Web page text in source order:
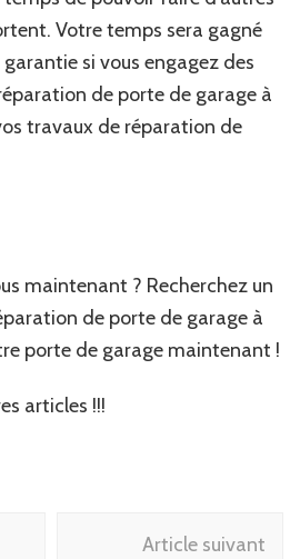
Votre temps sera gagné
si vous engagez des
de porte de garage à
travaux de réparation de
maintenant ? Recherchez un
de porte de garage à
porte de garage maintenant !
articles !!!
Article suivant